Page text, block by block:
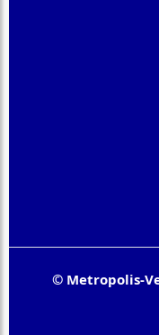
© Metropolis-